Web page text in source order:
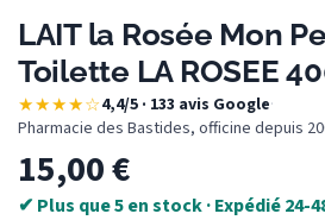
LAIT la Rosée Mon
Toilette LA ROSEE
★★★★☆4,4/5 · 133 avis Google·
Pharmacie des Bastides, officine depuis
15,00€
✔ Plus que 5 en stock · Expédié 24-